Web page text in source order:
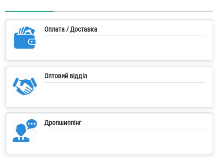
Оплата / Доставка
Оптовий відділ
Дропшиппінг